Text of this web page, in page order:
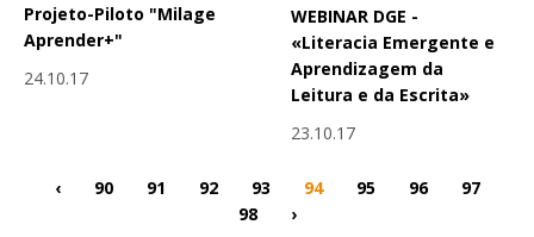
Projeto-Piloto "Milage
Aprender+"
24.10.17
WEBINAR DGE -
«Literacia Emergente e
Aprendizagem da
Leitura e da Escrita»
23.10.17
‹ 90 91 92 93 94 95 96
97
98
›